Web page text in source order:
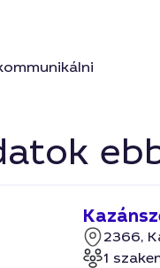
2366,
1